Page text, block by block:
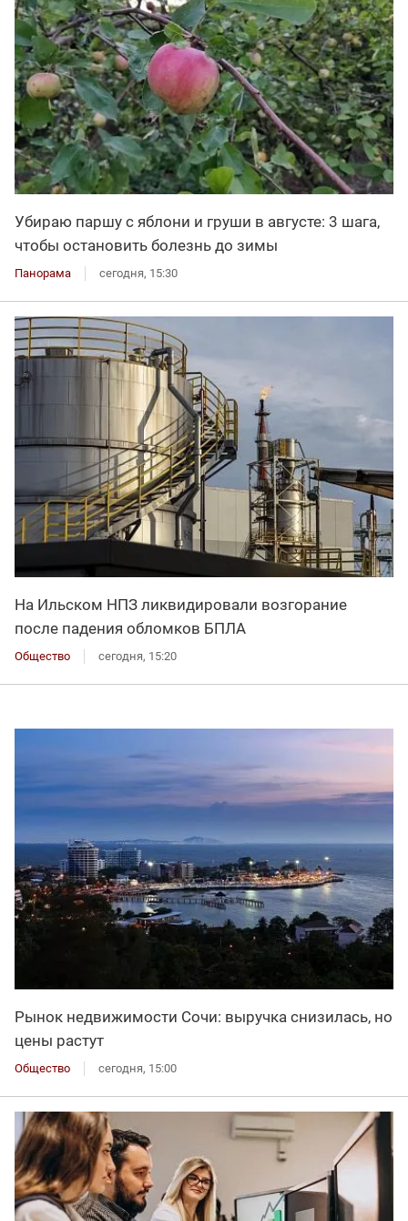
Убираю паршу с яблони и груши в августе: 3 шага,
чтобы остановить болезнь до зимы
Панорама сегодня, 15:30
На Ильском НПЗ ликвидировали возгорание
после падения обломков БПЛА
Общество сегодня, 15:20
Рынок недвижимости Сочи: выручка снизилась, но
цены растут
Общество сегодня, 15:00